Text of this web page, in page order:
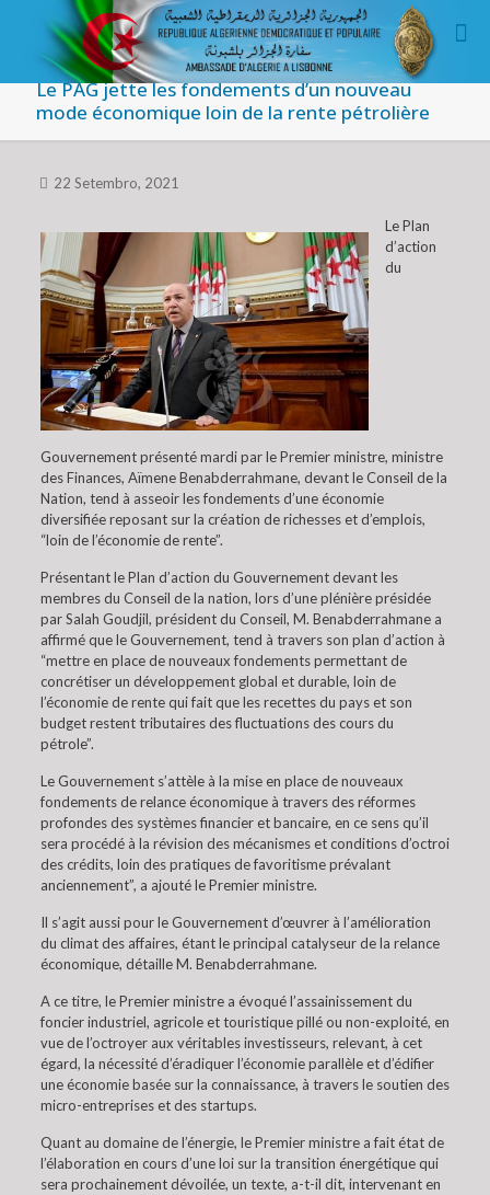
Le PAG jette les fondements d’un nouveau
mode économique loin de la rente pétrolière
22 Setembro, 2021
Le Plan
d’action
du
Gouvernement présenté mardi par le Premier ministre, ministre
des Finances, Aïmene Benabderrahmane, devant le Conseil de la
Nation, tend à asseoir les fondements d’une économie
diversifiée reposant sur la création de richesses et d’emplois,
“loin de l’économie de rente”.
Présentant le Plan d’action du Gouvernement devant les
membres du Conseil de la nation, lors d’une plénière présidée
par Salah Goudjil, président du Conseil, M. Benabderrahmane a
affirmé que le Gouvernement, tend à travers son plan d’action à
“mettre en place de nouveaux fondements permettant de
concrétiser un développement global et durable, loin de
l’économie de rente qui fait que les recettes du pays et son
budget restent tributaires des fluctuations des cours du
pétrole”.
Le Gouvernement s’attèle à la mise en place de nouveaux
fondements de relance économique à travers des réformes
profondes des systèmes financier et bancaire, en ce sens qu’il
sera procédé à la révision des mécanismes et conditions d’octroi
des crédits, loin des pratiques de favoritisme prévalant
anciennement”, a ajouté le Premier ministre.
Il s’agit aussi pour le Gouvernement d’œuvrer à l’amélioration
du climat des affaires, étant le principal catalyseur de la relance
économique, détaille M. Benabderrahmane.
A ce titre, le Premier ministre a évoqué l’assainissement du
foncier industriel, agricole et touristique pillé ou non-exploité, en
vue de l’octroyer aux véritables investisseurs, relevant, à cet
égard, la nécessité d’éradiquer l’économie parallèle et d’édifier
une économie basée sur la connaissance, à travers le soutien des
micro-entreprises et des startups.
Quant au domaine de l’énergie, le Premier ministre a fait état de
l’élaboration en cours d’une loi sur la transition énergétique qui
sera prochainement dévoilée, un texte, a-t-il dit, intervenant en